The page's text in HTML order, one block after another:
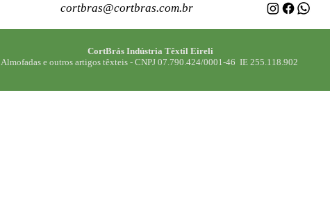
cortbras@cortbras.com.br
CortBrás Indústria Têxtil Eireli
Almofadas e outros artigos têxteis - CNPJ 07.790.424/0001-46 IE 255.118.902